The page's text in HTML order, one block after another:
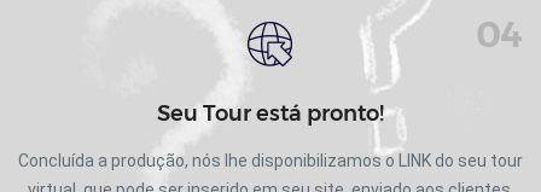
04
Seu Tour está pronto!
Concluída a produção, nós lhe disponibilizamos o LINK do seu tour